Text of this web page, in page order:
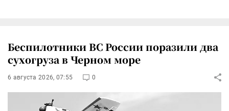
Беспилотники ВС России поразили два
сухогруза в Черном море
6 августа 2026, 07:55 0